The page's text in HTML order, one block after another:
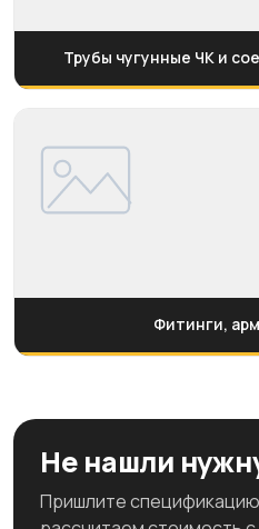
Трубы чугунные ЧК и
Фитинги,
Не нашли
Пришлите